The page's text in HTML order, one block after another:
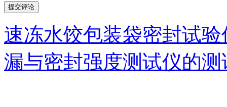
速冻水饺包装袋密封试
漏与密封强度测试仪的